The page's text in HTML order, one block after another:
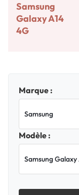
Samsung
Galaxy A14
4G
Marque :
Modèle :